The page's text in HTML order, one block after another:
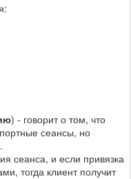
) - говорит о том, что
сеансы, но
сеанса, и если привязка
тогда клиент получит